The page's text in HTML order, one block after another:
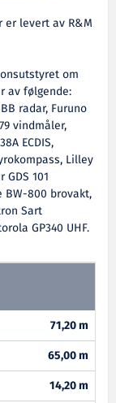
levert av R&M
om
av følgende:
BB radar, Furuno
vindmåler,
ECDIS,
Lilley
101
BW-800 brovakt,
Sart
GP340 UHF.
71,20 m
65,00 m
14,20 m